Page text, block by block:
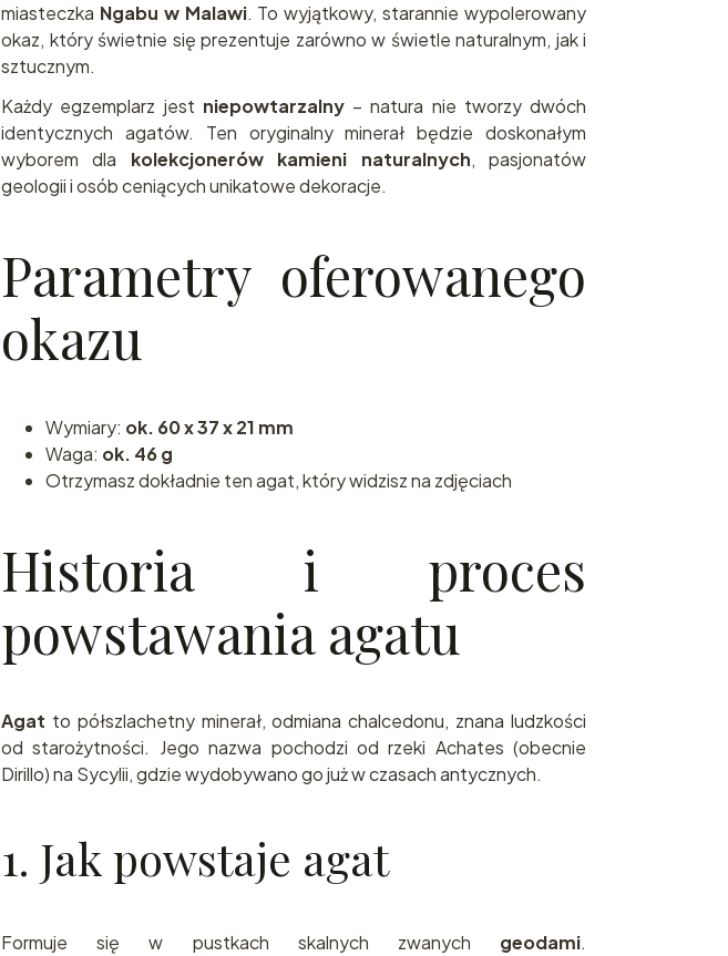
miasteczka Ngabu w Malawi. To wyjątkowy, starannie wypolerowany
okaz, który świetnie się prezentuje zarówno w świetle naturalnym, jak i
sztucznym.
Każdy egzemplarz jest niepowtarzalny– natura nie tworzy dwóch
identycznych agatów. Ten oryginalny minerał będzie doskonałym
wyborem dla kolekcjonerów kamieni naturalnych, pasjonatów
geologii i osób ceniących unikatowe dekoracje.
Parametry oferowanego
okazu
Wymiary: ok. 60 x 37 x 21 mm
Waga: ok. 46 g
Otrzymasz dokładnie ten agat, który widzisz na zdjęciach
Historia i proces
powstawania agatu
Agat to półszlachetny minerał, odmiana chalcedonu, znana ludzkości
od starożytności. Jego nazwa pochodzi od rzeki Achates (obecnie
Dirillo) na Sycylii, gdzie wydobywano go już w czasach antycznych.
1. Jak powstaje agat
Formuje się w pustkach skalnych zwanych geodami.